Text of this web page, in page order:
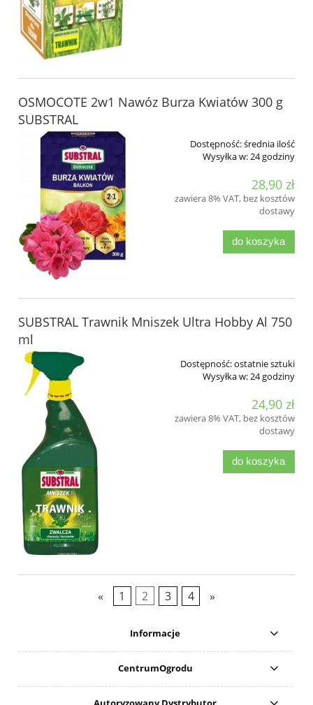
OSMOCOTE 2w1 Nawóz Burza Kwiatów 300 g
SUBSTRAL
Dostępność:średnia ilość
Wysyłka w:24 godziny
28,90 zł
zawiera 8% VAT, bez kosztów
dostawy
do koszyka
SUBSTRAL Trawnik Mniszek Ultra Hobby Al 750
ml
Dostępność:ostatnie sztuki
Wysyłka w:24 godziny
24,90 zł
zawiera 8% VAT, bez kosztów
dostawy
do koszyka
« 1 2 3 4 »
Informacje
CentrumOgrodu